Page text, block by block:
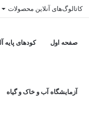
کاتالوگ‌های آنلاین محصولات
صفحه اول کودهای پایه
آزمایشگاه آب و خاک و گیاه